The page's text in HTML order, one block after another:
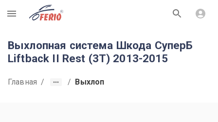
R
Выхлопная система Шкода СуперБ
Liftback II Rest (3T) 2013-2015
Главная / / Выхлоп